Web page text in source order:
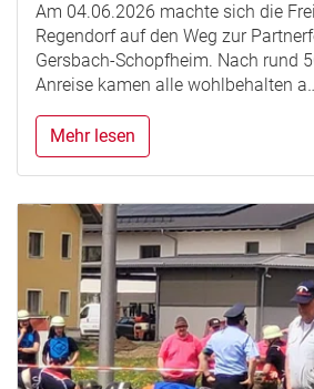
Am 04.06.2026 machte sich die
Regendorf auf den Weg zur
Gersbach-Schopfheim. Nach rund
Anreise kamen alle wohlbehalten
Mehr lesen